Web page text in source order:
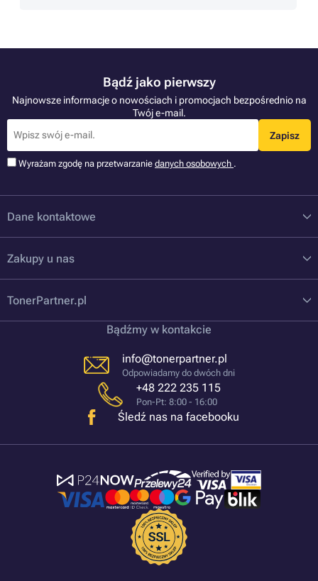
Bądź jako pierwszy
Najnowsze informacje o nowościach i promocjach bezpośrednio na
Twój e-mail.
Zapisz
Wyrażam zgodę na przetwarzanie danych osobowych .
Dane kontaktowe
Zakupy u nas
TonerPartner.pl
Bądźmy w kontakcie
info@tonerpartner.pl
Odpowiadamy do dwóch dni
+48 222 235 115
Pon-Pt: 8:00 - 16:00
Śledź nas na facebooku